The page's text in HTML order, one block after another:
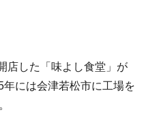
店した「味よし食堂」が
には会津若松市に工場を